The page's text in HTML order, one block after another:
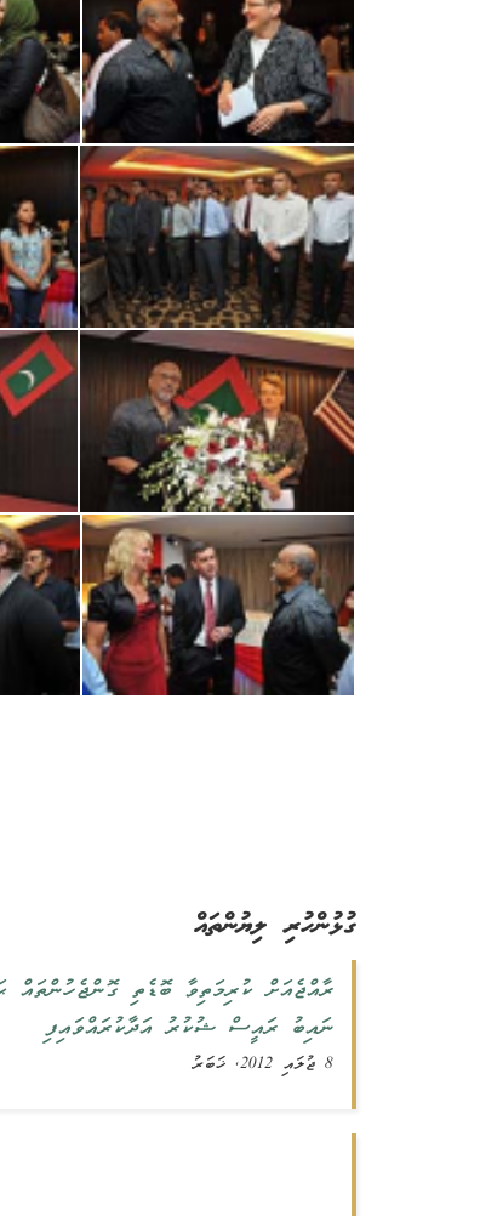
ގުޅުންހުރި ލިޔުންތައް
ރާއްޖެއަށް ކުރިމަތިވާ ބޮޑެތި ގޮންޖެހުންތައް
ނައިބު ރައީސް ޝުކުރު އަދާކުރައްވައިފި
8 ޖުލައި 2012, ޚަބަރު